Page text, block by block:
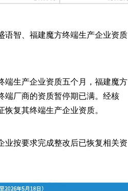
语智、福建魔方终端生产企业资质
端生产企业资质五个月，福建魔方
端厂商的资质暂停期已满。经核
复其终端生产企业资质。
按要求完成整改后已恢复相关资